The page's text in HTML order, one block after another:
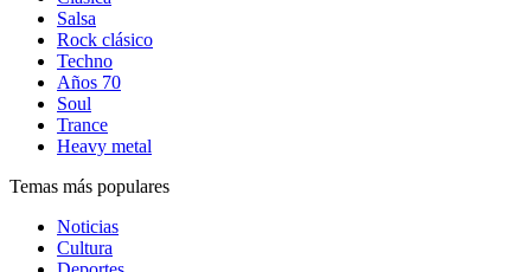
Salsa
Rock clásico
Techno
Años 70
Soul
Trance
Heavy metal
Temas más populares
Noticias
Cultura